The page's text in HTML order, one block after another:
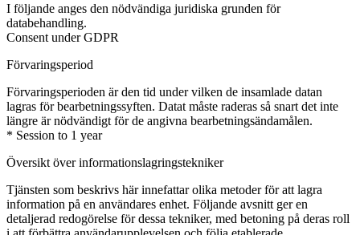
I följande anges den nödvändiga juridiska grunden för
databehandling.
Consent under GDPR
Förvaringsperiod
Förvaringsperioden är den tid under vilken de insamlade datan
lagras för bearbetningssyften. Datat måste raderas så snart det inte
längre är nödvändigt för de angivna bearbetningsändamålen.
* Session to 1 year
Översikt över informationslagringstekniker
Tjänsten som beskrivs här innefattar olika metoder för att lagra
information på en användares enhet. Följande avsnitt ger en
detaljerad redogörelse för dessa tekniker, med betoning på deras roll